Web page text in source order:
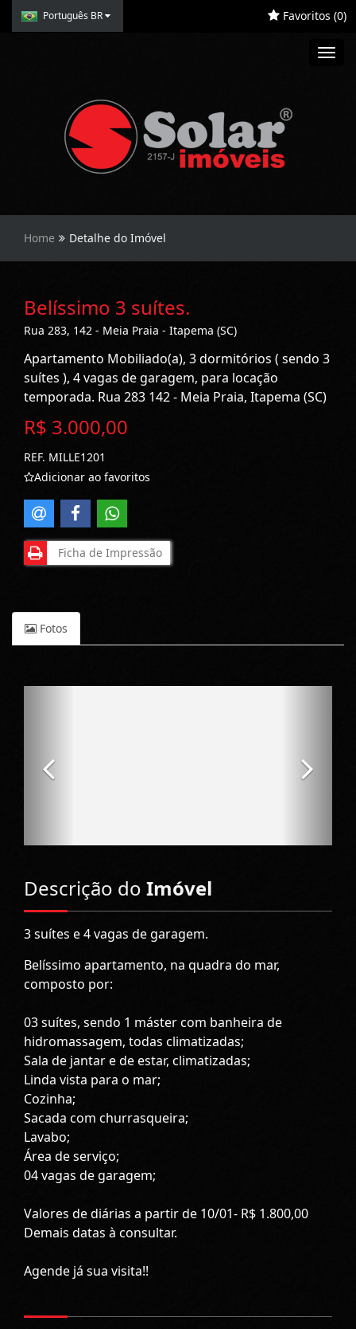
Português BR Favoritos (0)
Home Detalhe do Imóvel
Belíssimo 3 suítes.
Rua 283, 142 - Meia Praia - Itapema (SC)
Apartamento Mobiliado(a), 3 dormitórios ( sendo 3
suítes ), 4 vagas de garagem, para locação
temporada. Rua 283 142 - Meia Praia, Itapema (SC)
R$ 3.000,00
REF. MILLE1201
Adicionar ao favoritos
Ficha de Impressão
Fotos
Descrição do Imóvel
3 suítes e 4 vagas de garagem.
Belíssimo apartamento, na quadra do mar,
composto por:
03 suítes, sendo 1 máster com banheira de
hidromassagem, todas climatizadas;
Sala de jantar e de estar, climatizadas;
Linda vista para o mar;
Cozinha;
Sacada com churrasqueira;
Lavabo;
Área de serviço;
04 vagas de garagem;
Valores de diárias a partir de 10/01- R$ 1.800,00
Demais datas à consultar.
Agende já sua visita!!